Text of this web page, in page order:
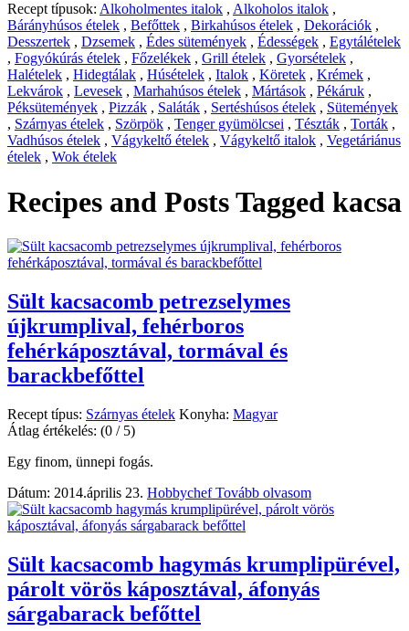
Recept típusok: Alkoholmentes italok , Alkoholos italok ,
Bárányhúsos ételek , Befőttek , Birkahúsos ételek , Dekorációk ,
Desszertek , Dzsemek , Édes sütemények , Édességek , Egytálételek
, Fogyókúrás ételek , Főzelékek , Grill ételek , Gyorsételek ,
Halételek , Hidegtálak , Húsételek , Italok , Köretek , Krémek ,
Lekvárok , Levesek , Marhahúsos ételek , Mártások , Pékáruk ,
Péksütemények , Pizzák , Saláták , Sertéshúsos ételek , Sütemények
, Szárnyas ételek , Szörpök , Tenger gyümölcsei , Tészták , Torták ,
Vadhúsos ételek , Vágykeltő ételek , Vágykeltő italok , Vegetáriánus
ételek , Wok ételek
Recipes and Posts Tagged kacsa
Sült kacsacomb petrezselymes
újkrumplival, fehérboros
fehérkáposztával, tormával és
barackbefőttel
Recept típus: Szárnyas ételek Konyha: Magyar
Átlag értékelés: (0 / 5)
Egy finom, ünnepi fogás.
Dátum: 2014.április 23. HobbychefTovább olvasom
Sült kacsacomb hagymás krumplipürével,
párolt vörös káposztával, áfonyás
sárgabarack befőttel